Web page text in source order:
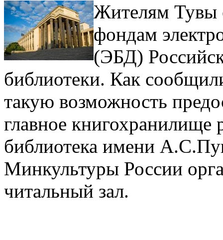
Жителям Тувы
фондам
(ЭБД)
библиотеки. Как
такую возможность
главное книгохранилище
библиотека имени
Минкультуры России
читальный зал.